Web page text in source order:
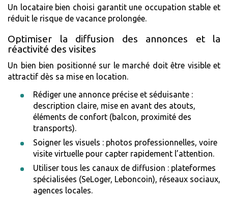
Un locataire bien choisi garantit une occupation stable et
réduit le risque de vacance prolongée.
Optimiser la diffusion des annonces et la
réactivité des visites
Un bien bien positionné sur le marché doit être visible et
attractif dès sa mise en location.
Rédiger une annonce précise et séduisante :
description claire, mise en avant des atouts,
éléments de confort (balcon, proximité des
transports).
Soigner les visuels : photos professionnelles, voire
visite virtuelle pour capter rapidement l’attention.
Utiliser tous les canaux de diffusion : plateformes
spécialisées (SeLoger, Leboncoin), réseaux sociaux,
agences locales.